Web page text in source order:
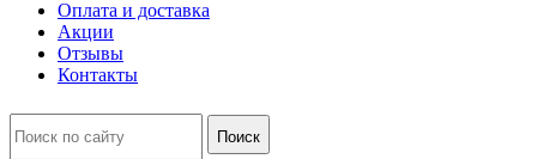
Оплата и доставка
Акции
Отзывы
Контакты